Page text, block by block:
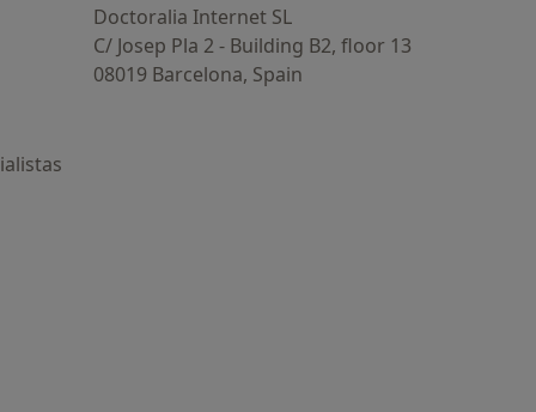
Doctoralia Internet SL
C/ Josep Pla 2 - Building B2, floor 13
08019 Barcelona, Spain